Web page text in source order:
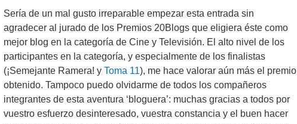
Sería de un mal gusto irreparable empezar esta entrada sin
agradecer al jurado de los Premios 20Blogs que eligiera éste como
mejor blog en la categoría de Cine y Televisión. El alto nivel de los
participantes en la categoría, y especialmente de los finalistas
(¡Semejante Ramera! y Toma 11), me hace valorar aún más el premio
obtenido. Tampoco puedo olvidarme de todos los compañeros
integrantes de esta aventura ‘bloguera’: muchas gracias a todos por
vuestro esfuerzo desinteresado, vuestra constancia y el buen hacer